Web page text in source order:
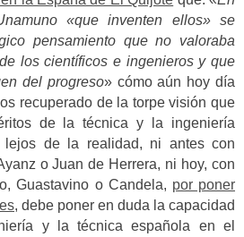
«que inventen ellos» se
pensamiento que no valoraba
los científicos e ingenieros y que
del progreso» cómo aún hoy día
recuperado de la torpe visión que
de la técnica y la ingeniería
lejos de la realidad, ni antes con
o Juan de Herrera, ni hoy, con
Guastavino o Candela, por poner
, debe poner en duda la capacidad
y la técnica española en el